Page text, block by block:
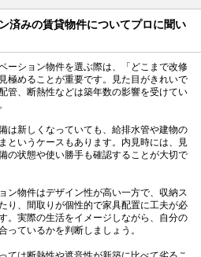
済みの賃貸物件についてプロに聞い
ーション物件を選ぶ際は、「どこまで改修
極めることが重要です。見た目がきれいで
管、断熱性などは築年数の影響を受けてい
は新しくなっていても、給排水管や建物の
というケースもあります。内見時には、見
の状態や使い勝手も確認することが大切で
ン物件はデザイン性が高い一方で、収納ス
り、間取りが個性的で家具配置に工夫が必
。実際の生活をイメージしながら、自分の
っているかを判断しましょう。